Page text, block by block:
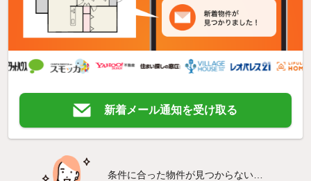
新着メール通知を受け取る
条件に合った物件が見つからない…